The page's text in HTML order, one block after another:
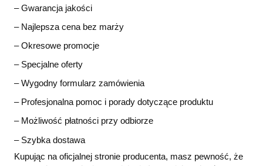
– Gwarancja jakości
– Najlepsza cena bez marży
– Okresowe promocje
– Specjalne oferty
– Wygodny formularz zamówienia
– Profesjonalna pomoc i porady dotyczące produktu
– Możliwość płatności przy odbiorze
– Szybka dostawa
Kupując na oficjalnej stronie producenta, masz pewność, że